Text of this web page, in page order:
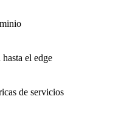
el edge
de servicios